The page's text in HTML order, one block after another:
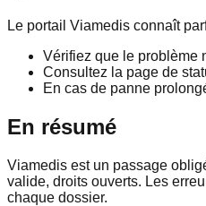
Le portail Viamedis connaît
Vérifiez que le problème
Consultez la page de
En cas de panne
En résumé
Viamedis est un passage
valide, droits ouverts. Les
chaque dossier.